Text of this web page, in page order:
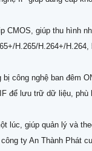
CMOS, giúp thu hình
H.265/H.264+/
công nghệ ban đêm
để lưu trữ dữ liệu,
lúc, giúp quản lý và
ty An Thành Phát